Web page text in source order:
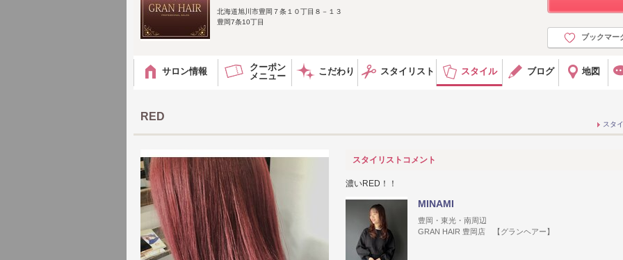
ブックマー
北海道旭川市豊岡７条１０丁目８－１３
豊岡7条10丁目
サロン情報
クーポン
メニュー
こだわり スタイリスト スタイル ブログ 地図
RED
スタ
スタイリストコメント
濃いRED！！
MINAMI
豊岡・東光・南周辺
GRAN HAIR 豊岡店 【グランヘアー】